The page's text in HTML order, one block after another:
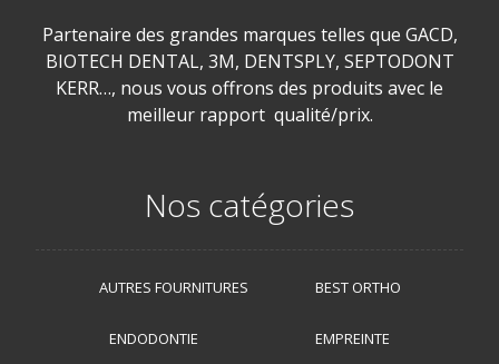
Partenaire des grandes marques telles que GACD,
BIOTECH DENTAL, 3M, DENTSPLY, SEPTODONT
KERR…, nous vous offrons des produits avec le
meilleur rapport qualité/prix.
Nos catégories
AUTRES FOURNITURES BEST ORTHO
ENDODONTIE EMPREINTE